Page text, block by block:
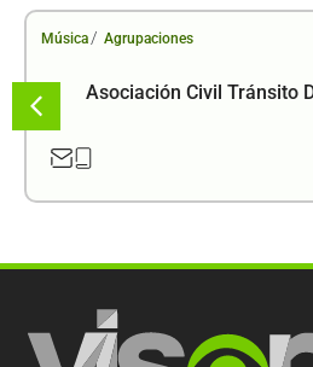
Música / Agrupaciones
Asociación Civil Tránsito